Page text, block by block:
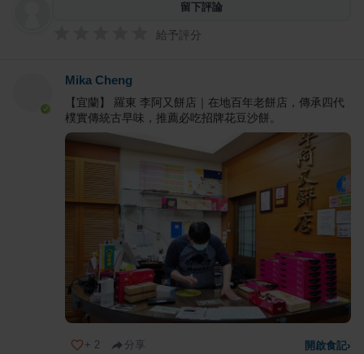
留下評論
給予評分
Mika Cheng
【宜蘭】 羅東 李阿又餅店｜在地百年老餅店，傳承四代
樸實傳統古早味，推薦必吃招牌花豆沙餅。
+ 2 分享 開啟食記›